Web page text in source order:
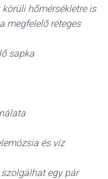
hőmérsékletre is
megfelelő réteges
sapka
és víz
egy pár